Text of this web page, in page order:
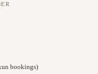
bookings)